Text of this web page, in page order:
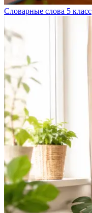
Словарные слова 5 класс